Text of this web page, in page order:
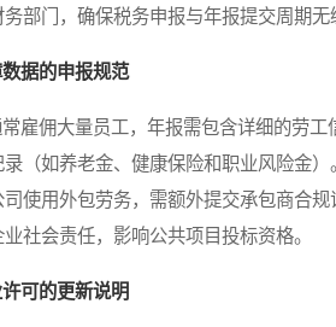
部门，确保税务申报与年报提交周期无
据的申报规范
佣大量员工，年报需包含详细的劳工
（如养老金、健康保险和职业风险金
使用外包劳务，需额外提交承包商合
社会责任，影响公共项目投标资格。
可的更新说明